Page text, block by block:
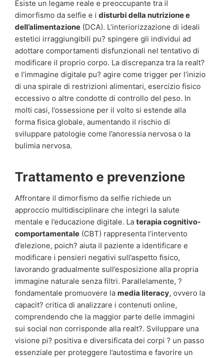
Esiste un legame reale e preoccupante tra il
dimorfismo da selfie e i disturbi della nutrizione e
dell’alimentazione (DCA). L’interiorizzazione di ideali
estetici irraggiungibili pu? spingere gli individui ad
adottare comportamenti disfunzionali nel tentativo di
modificare il proprio corpo. La discrepanza tra la realt?
e l’immagine digitale pu? agire come trigger per l’inizio
di una spirale di restrizioni alimentari, esercizio fisico
eccessivo o altre condotte di controllo del peso. In
molti casi, l’ossessione per il volto si estende alla
forma fisica globale, aumentando il rischio di
sviluppare patologie come l’anoressia nervosa o la
bulimia nervosa.
Trattamento e prevenzione
Affrontare il dimorfismo da selfie richiede un
approccio multidisciplinare che integri la salute
mentale e l’educazione digitale. La terapia cognitivo-
comportamentale (CBT) rappresenta l’intervento
d’elezione, poich? aiuta il paziente a identificare e
modificare i pensieri negativi sull’aspetto fisico,
lavorando gradualmente sull’esposizione alla propria
immagine naturale senza filtri. Parallelamente, ?
fondamentale promuovere la media literacy, ovvero la
capacit? critica di analizzare i contenuti online,
comprendendo che la maggior parte delle immagini
sui social non corrisponde alla realt?. Sviluppare una
visione pi? positiva e diversificata dei corpi ? un passo
essenziale per proteggere l’autostima e favorire un